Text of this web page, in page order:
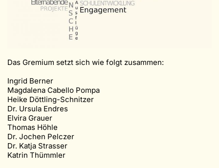
Das Gremium setzt sich wie folgt zusammen:
Ingrid Berner
Magdalena Cabello Pompa
Heike Döttling-Schnitzer
Dr. Ursula Endres
Elvira Grauer
Thomas Höhle
Dr. Jochen Pelczer
Dr. Katja Strasser
Katrin Thümmler